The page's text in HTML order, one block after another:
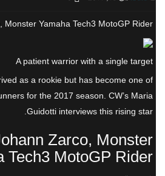
Monster Yamaha Tech3 MotoGP Rider
A patient warrior with a single target
as a rookie but has become one of
runners for the 2017 season. CW’s Maria
Guidotti interviews this rising star.
Zarco, Monster
Tech3 MotoGP Rider